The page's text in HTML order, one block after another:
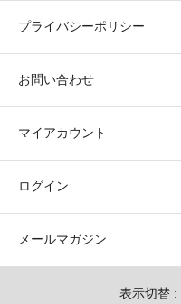
プライバシーポリシー
お問い合わせ
マイアカウント
ログイン
メールマガジン
表示切替 :